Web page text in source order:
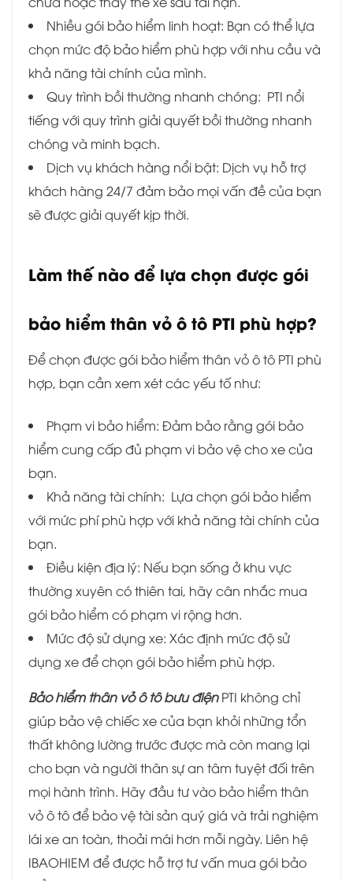
Nhiều gói bảo hiểm linh hoạt: Bạn có thể lựa
chọn mức độ bảo hiểm phù hợp với nhu cầu và
khả năng tài chính của mình.
Quy trình bồi thường nhanh chóng: PTI nổi
tiếng với quy trình giải quyết bồi thường nhanh
chóng và minh bạch.
Dịch vụ khách hàng nổi bật: Dịch vụ hỗ trợ
khách hàng 24/7 đảm bảo mọi vấn đề của bạn
sẽ được giải quyết kịp thời.
Làm thế nào để lựa chọn được gói
bảo hiểm thân vỏ ô tô PTI phù hợp?
Để chọn được gói bảo hiểm thân vỏ ô tô PTI phù
hợp, bạn cần xem xét các yếu tố như:
Phạm vi bảo hiểm: Đảm bảo rằng gói bảo
hiểm cung cấp đủ phạm vi bảo vệ cho xe của
bạn.
Khả năng tài chính: Lựa chọn gói bảo hiểm
với mức phí phù hợp với khả năng tài chính của
bạn.
Điều kiện địa lý: Nếu bạn sống ở khu vực
thường xuyên có thiên tai, hãy cân nhắc mua
gói bảo hiểm có phạm vi rộng hơn.
Mức độ sử dụng xe: Xác định mức độ sử
dụng xe để chọn gói bảo hiểm phù hợp.
Bảo hiểm thân vỏ ô tô bưu điệnPTI không chỉ
giúp bảo vệ chiếc xe của bạn khỏi những tổn
thất không lường trước được mà còn mang lại
cho bạn và người thân sự an tâm tuyệt đối trên
mọi hành trình. Hãy đầu tư vào bảo hiểm thân
vỏ ô tô để bảo vệ tài sản quý giá và trải nghiệm
lái xe an toàn, thoải mái hơn mỗi ngày. Liên hệ
IBAOHIEM để được hỗ trợ tư vấn mua gói bảo